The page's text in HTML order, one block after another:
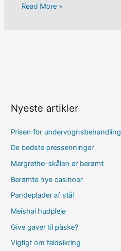
Read More »
Nyeste artikler
Prisen for undervognsbehandling
De bedste pressenninger
Margrethe-skålen er berømt
Berømte nye casinoer
Pandeplader af stål
Meishai hudpleje
Give gaver til påske?
Vigtigt om faldsikring